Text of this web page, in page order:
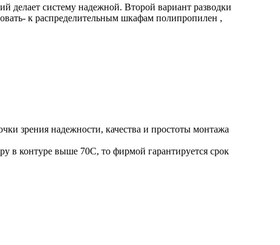
делает систему надежной. Второй вариант разводки
к распределительным шкафам полипропилен ,
зрения надежности, качества и простоты монтажа
в контуре выше 70С, то фирмой гарантируется срок